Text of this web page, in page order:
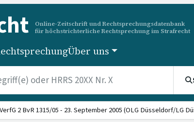
Online-Zeitschrift und Rechtsprechungsdatenbank
für höchstrichterliche Rechtsprechung im Strafrecht
Über uns
2 BvR 1315/05 - 23. September 2005 (OLG Düsseldorf/LG